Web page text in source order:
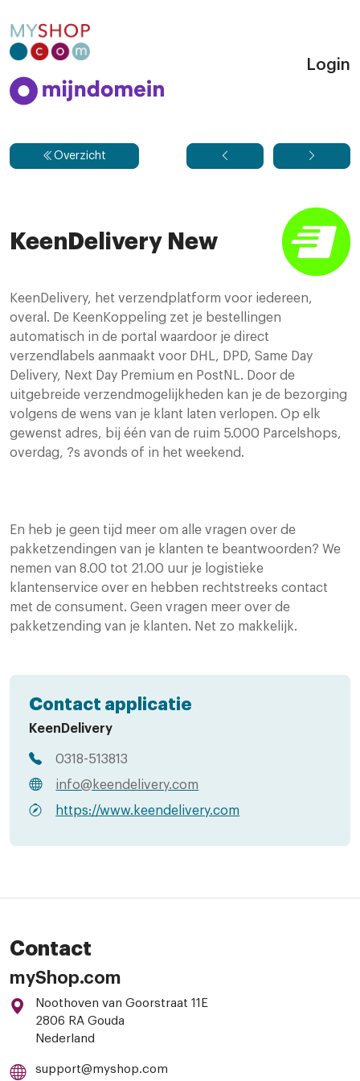
Login
Overzicht
KeenDelivery New
KeenDelivery, het verzendplatform voor iedereen,
overal. De KeenKoppeling zet je bestellingen
automatisch in de portal waardoor je direct
verzendlabels aanmaakt voor DHL, DPD, Same Day
Delivery, Next Day Premium en PostNL. Door de
uitgebreide verzendmogelijkheden kan je de bezorging
volgens de wens van je klant laten verlopen. Op elk
gewenst adres, bij één van de ruim 5.000 Parcelshops,
overdag, ?s avonds of in het weekend.
En heb je geen tijd meer om alle vragen over de
pakketzendingen van je klanten te beantwoorden? We
nemen van 8.00 tot 21.00 uur je logistieke
klantenservice over en hebben rechtstreeks contact
met de consument. Geen vragen meer over de
pakketzending van je klanten. Net zo makkelijk.
Contact applicatie
KeenDelivery
0318-513813
info@keendelivery.com
https://www.keendelivery.com
Contact
myShop.com
Noothoven van Goorstraat 11E
2806 RA Gouda
Nederland
support@myshop.com